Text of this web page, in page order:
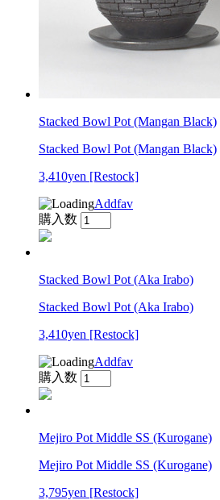
Stacked Bowl Pot (Mangan Black)
Stacked Bowl Pot (Mangan Black)
3,410yen [Restock]
Addfav
購入数
Stacked Bowl Pot (Aka Irabo)
Stacked Bowl Pot (Aka Irabo)
3,410yen [Restock]
Addfav
購入数
Mejiro Pot Middle SS (Kurogane)
Mejiro Pot Middle SS (Kurogane)
3,795yen [Restock]